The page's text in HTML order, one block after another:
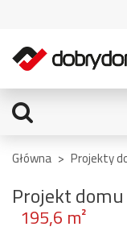
Główna > Projekty
Projekt
195,6 m²